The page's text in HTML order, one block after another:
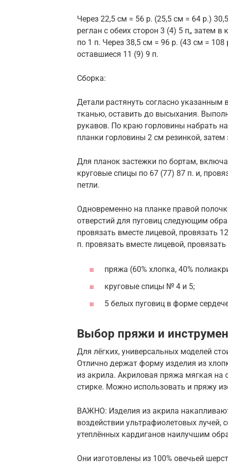
Через 22,5 см = 56 р. (25,5 см = 64 р.)
реглан с обеих сторон 3 (4) 5 п„ затем
по 1 п. Через 38,5 см = 96 р. (43 см =
оставшиеся 11 (9) 9 п.
Сборка:
Детали растянуть согласно
тканью, оставить до высыхания.
рукавов. По краю горловины набрать
планки горловины 2 см резинкой, затем
Для планок застежки по бортам,
круговые спицы по 67 (77) 87 п. и,
петли.
Одновременно на планке правой
отверстий для пуговиц следующим
провязать вместе лицевой, провязать
п. провязать вместе лицевой,
пряжа (60% хлопка, 40%
круговые спицы № 4 и 5;
5 белых пуговиц в форме
Выбор пряжи и
Для лёгких, универсальных моделей
Отлично держат форму изделия из
из акрила. Акриловая пряжа мягкая на
стирке. Можно использовать и пряжу
ВАЖНО: Изделия из акрила
воздействии ультрафиолетовых
утеплённых кардиганов наилучшим
Они изготовлены из 100% овечьей